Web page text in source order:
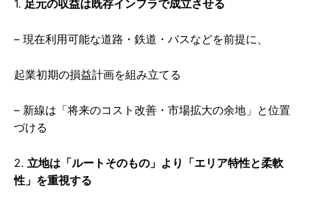
1. 足元の収益は既存インフラで成立させる
– 現在利用可能な道路・鉄道・バスなどを前提に、
起業初期の損益計画を組み立てる
– 新線は「将来のコスト改善・市場拡大の余地」と位置
づける
2. 立地は「ルートそのもの」より「エリア特性と柔軟
性」を重視する